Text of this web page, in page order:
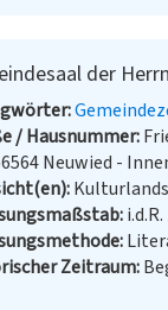
der
/ Hausnummer
Neuwied -
Zeitraum